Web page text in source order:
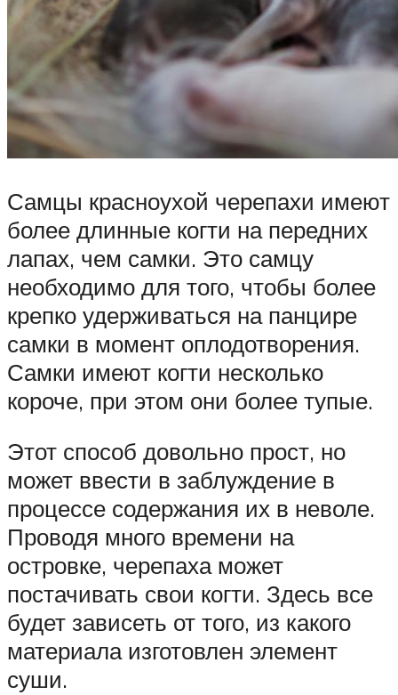
Самцы красноухой черепахи имеют
более длинные когти на передних
лапах, чем самки. Это самцу
необходимо для того, чтобы более
крепко удерживаться на панцире
самки в момент оплодотворения.
Самки имеют когти несколько
короче, при этом они более тупые.
Этот способ довольно прост, но
может ввести в заблуждение в
процессе содержания их в неволе.
Проводя много времени на
островке, черепаха может
постачивать свои когти. Здесь все
будет зависеть от того, из какого
материала изготовлен элемент
суши.